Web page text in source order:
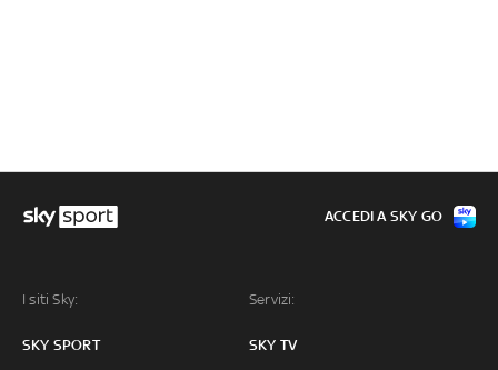
I siti Sky:
SKY SPORT
Servizi:
SKY TV
ACCEDI A SKY GO